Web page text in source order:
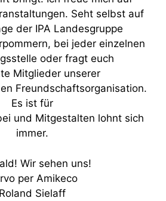
Seht selbst auf
der IPA Landesgruppe
bei jeder einzelnen
oder fragt euch
Mitglieder unserer
Freundschaftsorganisation.
Es ist für
und Mitgestalten lohnt sich
immer.
Wir sehen uns!
per Amikeco
Roland Sielaff